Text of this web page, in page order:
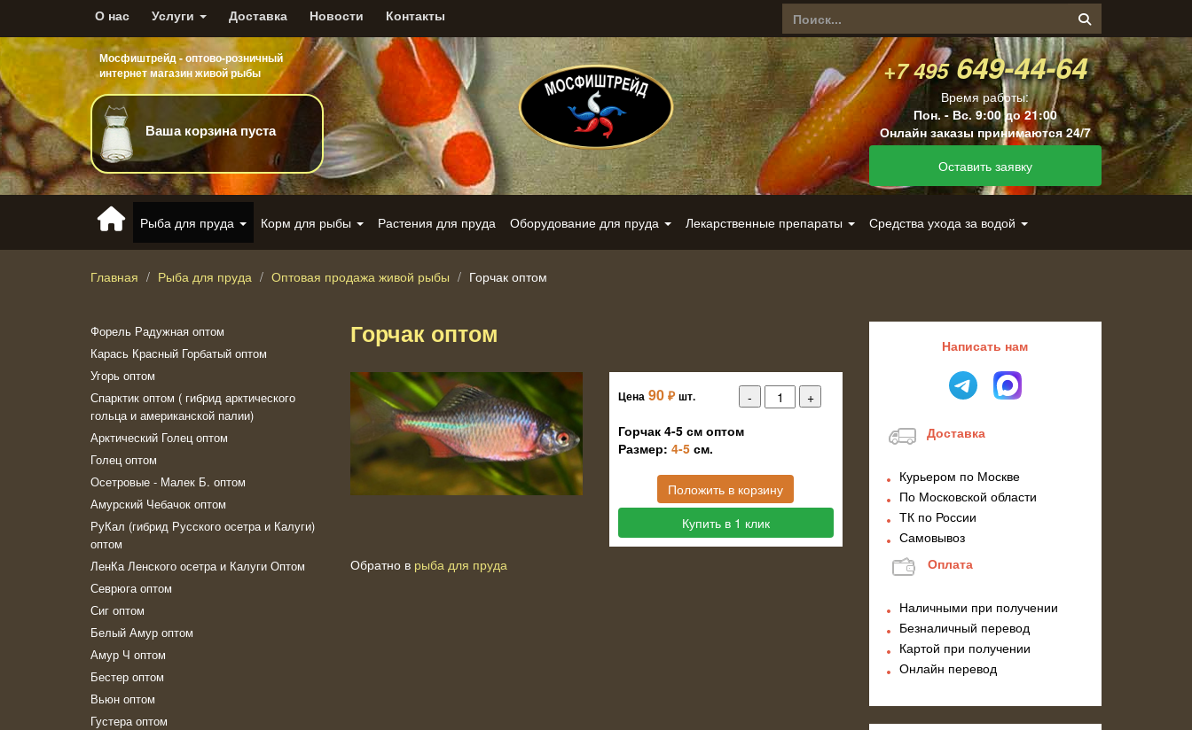
О нас Услуги Доставка Новости Контакты
Мосфиштрейд - оптово-розничный
интернет магазин живой рыбы
Ваша корзина пуста
+7 495649-44-64
Время работы:
Пон. - Вс. 9:00 до 21:00
Онлайн заказы принимаются 24/7
Оставить заявку
Рыба для пруда Корм для рыбы Растения для пруда Оборудование для пруда Лекарственные препараты Средства ухода за водой
Главная Рыба для пруда Оптовая продажа живой рыбы Горчак оптом
Форель Радужная оптом
Карась Красный Горбатый оптом
Угорь оптом
Спарктик оптом ( гибрид арктического
гольца и американской палии)
Арктический Голец оптом
Голец оптом
Осетровые - Малек Б. оптом
Амурский Чебачок оптом
РуКал (гибрид Русского осетра и Калуги)
оптом
ЛенКа Ленского осетра и Калуги Оптом
Севрюга оптом
Сиг оптом
Белый Амур оптом
Амур Ч оптом
Бестер оптом
Вьюн оптом
Густера оптом
Горчак оптом
Цена 90 ₽ шт.
Горчак 4-5 см оптом
Размер: 4-5 см.
Положить в корзину
Купить в 1 клик
Обратно в рыба для пруда
Написать нам
Доставка
Курьером по Москве
По Московской области
ТК по России
Самовывоз
Оплата
Наличными при получении
Безналичный перевод
Картой при получении
Онлайн перевод